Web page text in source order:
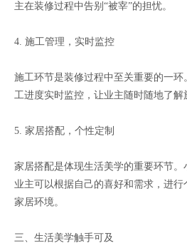
主在装修过程中告别“被宰”的担忧。
4. 施工管理，实时监控
施工环节是装修过程中至关重要的一
工进度实时监控，让业主随时随地了解
5. 家居搭配，个性定制
家居搭配是体现生活美学的重要环节。
业主可以根据自己的喜好和需求，进
家居环境。
三、生活美学触手可及